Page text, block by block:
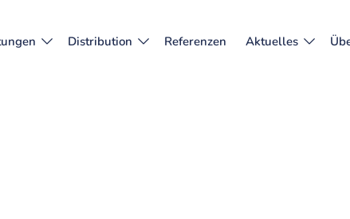
Distribution Referenzen Aktuelles